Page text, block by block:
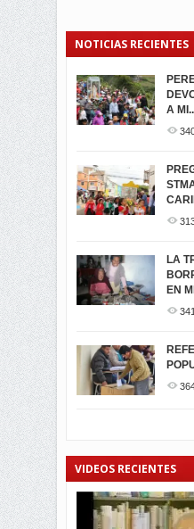
NOTICIAS RECIENTES
A
LA
EN
DE
-
...
MIRA
M...
POR
VIDEOS RECIENTES